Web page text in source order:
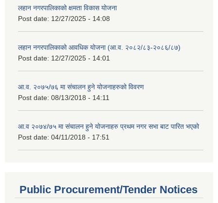
लहान नगरपालिकाको क्षमता विकास योजना
Post date: 12/27/2025 - 14:08
लहान नगरपालिकाको आवधिक योजना (आ.व. २०८२/८३-२०८६/८७)
Post date: 12/27/2025 - 14:01
आ.व. २०७५/७६ मा संचालन हुने योजनाहरुको विवरण
Post date: 08/13/2018 - 14:11
आ.व २०७४/७५ मा संचालन हुने योजनाहरु प्रथम नगर सभा बाट पारित भएको
Post date: 04/11/2018 - 17:51
Public Procurement/Tender Notices